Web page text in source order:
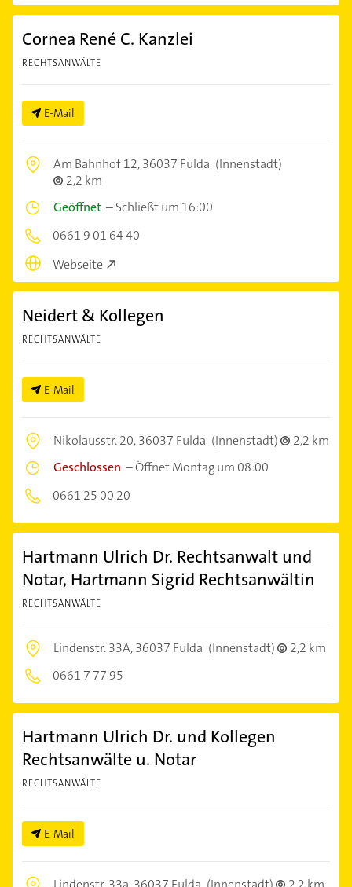
Cornea René C. Kanzlei
RECHTSANWÄLTE
E-Mail
Am Bahnhof 12,36037 Fulda (Innenstadt)
2,2 km
Geöffnet –Schließt um 16:00
0661 9 01 64 40
Webseite
Neidert & Kollegen
RECHTSANWÄLTE
E-Mail
Nikolausstr. 20,36037 Fulda (Innenstadt)
2,2 km
Geschlossen –Öffnet Montag um 08:00
0661 25 00 20
Hartmann Ulrich Dr. Rechtsanwalt und
Notar, Hartmann Sigrid Rechtsanwältin
RECHTSANWÄLTE
Lindenstr. 33A,36037 Fulda (Innenstadt)
2,2 km
0661 7 77 95
Hartmann Ulrich Dr. und Kollegen
Rechtsanwälte u. Notar
RECHTSANWÄLTE
E-Mail